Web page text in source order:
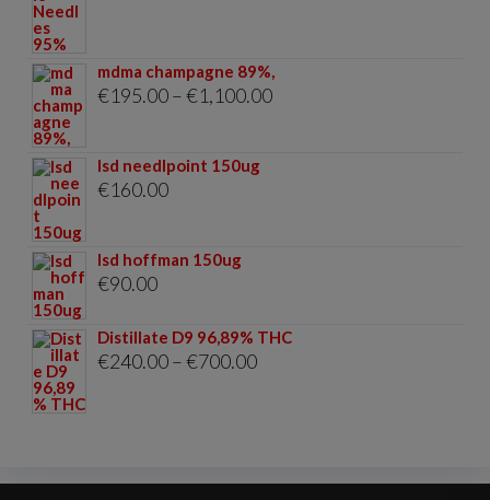
€2,500.00
mdma champagne 89%,
€195.00–€1,100.00Price
lsd needlpoint 150ug
€160.00
lsd hoffman 150ug
€90.00
Distillate D9 96,89% THC
€240.00–€700.00Price
€700.00